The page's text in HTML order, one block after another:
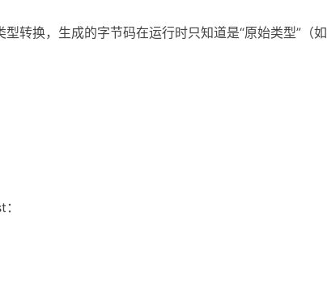
转换，生成的字节码在运行时只知道是“原始类型”（如